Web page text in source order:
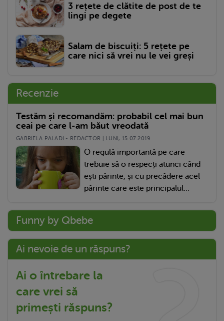
3 rețete de clătite de post de te
lingi pe degete
Salam de biscuiți: 5 rețete pe
care nici să vrei nu le vei greși
Recenzie
Testăm și recomandăm: probabil cel mai bun
ceai pe care l-am băut vreodată
GABRIELA PALADI - REDACTOR | LUNI, 15.07.2019
O regulă importantă pe care
trebuie să o respecți atunci când
ești părinte, și cu precădere acel
părinte care este principalul...
Funny by Qbebe
Ai nevoie de un răspuns?
Ai o întrebare la
care vrei să
primești răspuns?